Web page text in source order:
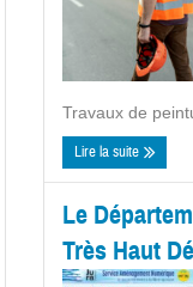
Travaux de
Lire la suite
Le
Très Haut